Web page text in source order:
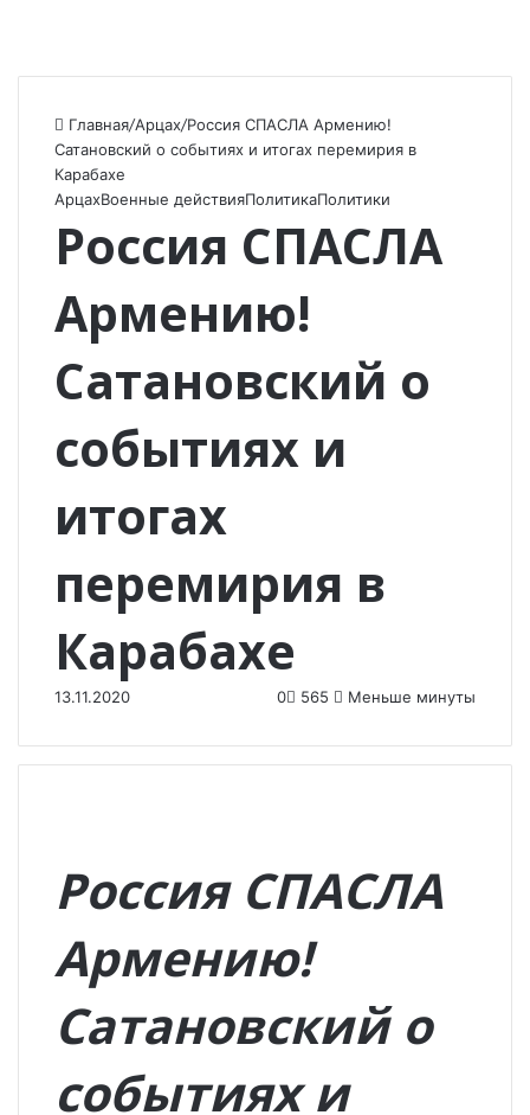
Главная/Арцах/Россия СПАСЛА Армению!
Сатановский о событиях и итогах перемирия в
Карабахе
АрцахВоенные действияПолитикаПолитики
Россия СПАСЛА
Армению!
Сатановский о
событиях и
итогах
перемирия в
Карабахе
13.11.2020 0 565 Меньше минуты
Россия СПАСЛА
Армению!
Сатановский о
событиях и